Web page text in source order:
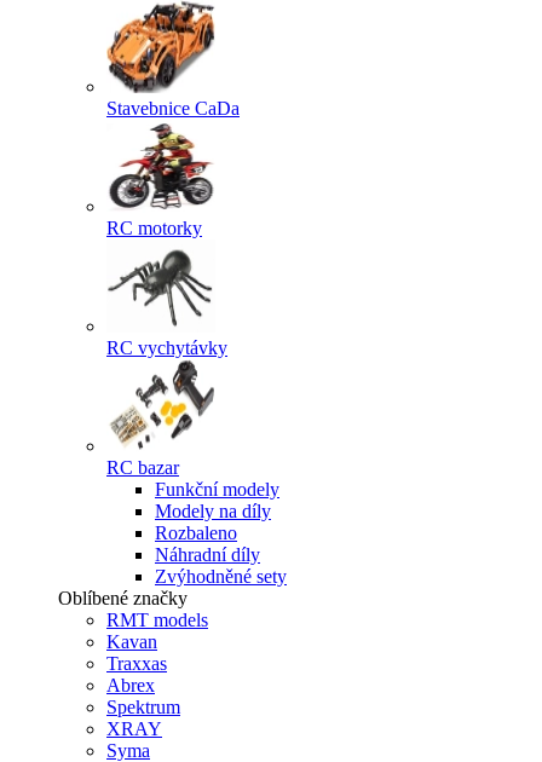
Stavebnice CaDa
RC motorky
RC vychytávky
RC bazar
Funkční modely
Modely na díly
Rozbaleno
Náhradní díly
Zvýhodněné sety
Oblíbené značky
RMT models
Kavan
Traxxas
Abrex
Spektrum
XRAY
Syma